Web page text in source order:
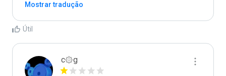
Mostrar tradução
Útil
c۞g